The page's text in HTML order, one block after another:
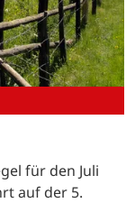
für den Juli
auf der 5.